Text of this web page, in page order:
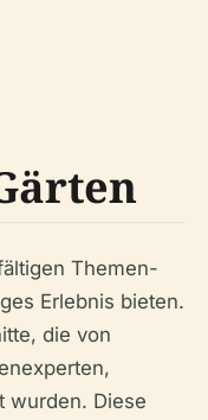
Themen-
Erlebnis bieten.
die von
wurden. Diese